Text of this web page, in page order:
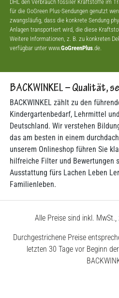
DHL den Verbrauch fossiler Kraftstoffe im
für die GoGreen Plus-Sendungen genutzt
zwangsläufig, dass die konkrete Sendung
Anlagen transportiert wird, die diese
Weitere Informationen, z. B. zu konkreten
verfügbar unter www.GoGreenPlus.de.
BACKWINKEL – Qualität,
BACKWINKEL zählt zu den
Kindergartenbedarf, Lehrmittel
Deutschland. Wir verstehen
das am besten in einem
unserem Onlineshop führen Sie
hilfreiche Filter und Bewertungen
Ausstattung fürs Lachen Leben
Familienleben.
Alle Preise sind inkl.
Durchgestrichene Preise
letzten 30 Tage vor Beginn